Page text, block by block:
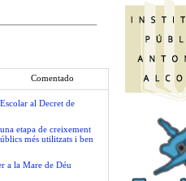
Comentado
al Decret de
etapa de creixement
més utilitzats i ben
a la Mare de Déu